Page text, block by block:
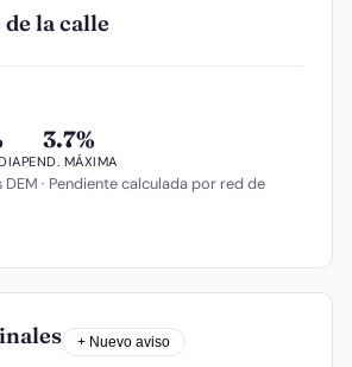
la calle
3.7%
PEND. MÁXIMA
· Pendiente calculada por red de
+ Nuevo aviso